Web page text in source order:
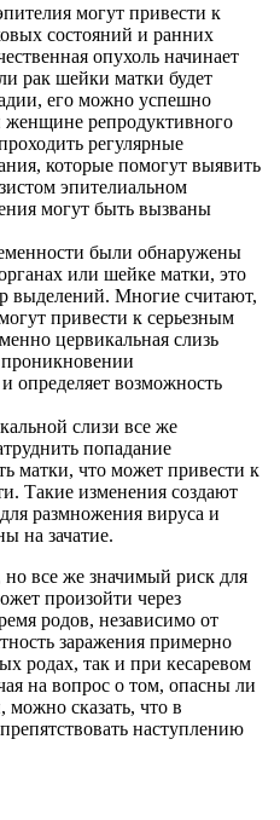
могут привести к
состояний и ранних
опухоль начинает
рак шейки матки будет
его можно успешно
репродуктивного
регулярные
которые помогут выявить
эпителиальном
могут быть вызваны
были обнаружены
или шейке матки, это
выделений. Многие считают,
привести к серьезным
цервикальная слизь
определяет возможность
слизи все же
попадание
матки, что может привести к
Такие изменения создают
размножения вируса и
на зачатие.
все же значимый риск для
произойти через
родов, независимо от
заражения примерно
родах, так и при кесаревом
на вопрос о том, опасны ли
сказать, что в
наступлению